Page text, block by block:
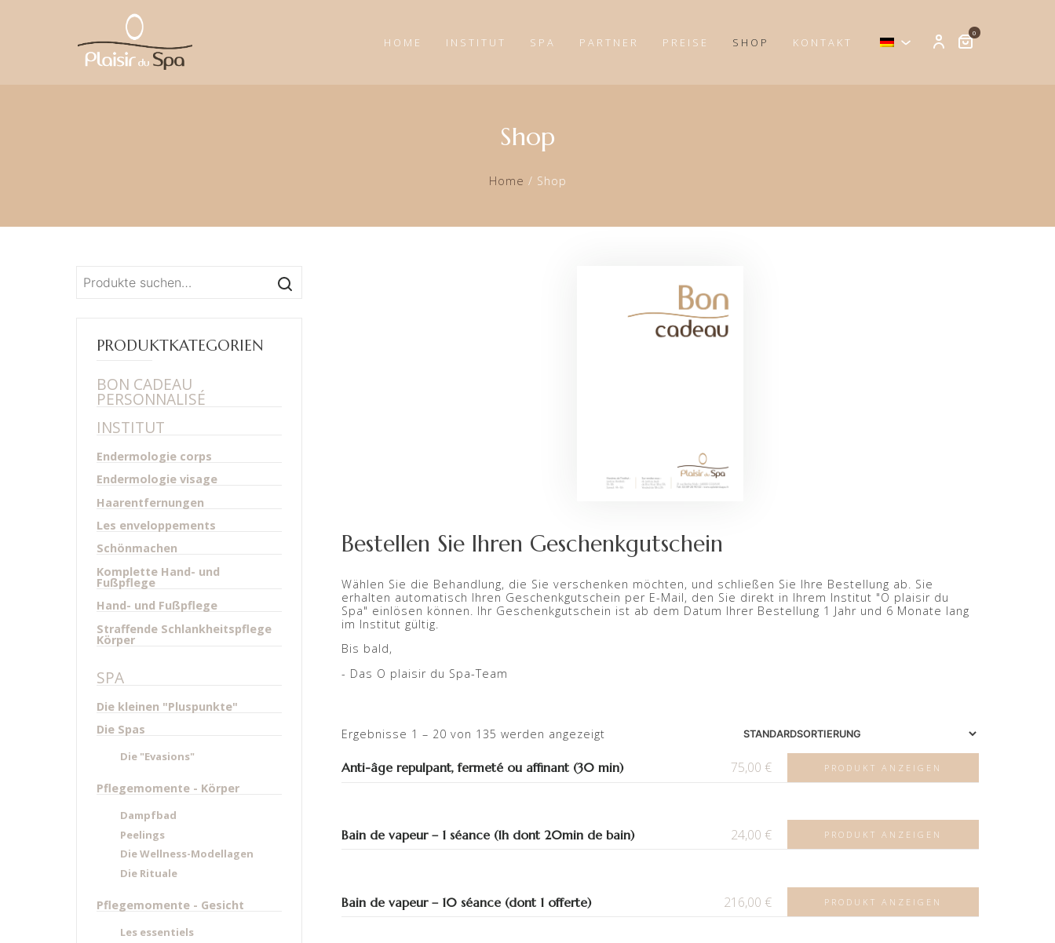
HOME INSTITUT SPA PARTNER PREISE SHOP KONTAKT
0
Shop
Home / Shop
nach:
PRODUKTKATEGORIEN
BON CADEAU
PERSONNALISÉ
INSTITUT
Endermologie corps
Endermologie visage
Haarentfernungen
Les enveloppements
Schönmachen
Komplette Hand- und
Fußpflege
Hand- und Fußpflege
Straffende Schlankheitspflege
Körper
SPA
Die kleinen "Pluspunkte"
Die Spas
Die "Evasions"
Pflegemomente - Körper
Dampfbad
Peelings
Die Wellness-Modellagen
Die Rituale
Pflegemomente - Gesicht
Les essentiels
Bestellen Sie Ihren Geschenkgutschein
Wählen Sie die Behandlung, die Sie verschenken möchten, und schließen Sie Ihre Bestellung ab. Sie
erhalten automatisch Ihren Geschenkgutschein per E-Mail, den Sie direkt in Ihrem Institut "O plaisir du
Spa" einlösen können. Ihr Geschenkgutschein ist ab dem Datum Ihrer Bestellung 1 Jahr und 6 Monate lang
im Institut gültig.
Bis bald,
- Das O plaisir du Spa-Team
Ergebnisse 1 – 20 von 135 werden angezeigt
Anti-âge repulpant, fermeté ou affinant (30 min) 75,00 € PRODUKT ANZEIGEN
Bain de vapeur – 1 séance (1h dont 20min de bain) 24,00 € PRODUKT ANZEIGEN
Bain de vapeur – 10 séance (dont 1 offerte) 216,00 € PRODUKT ANZEIGEN